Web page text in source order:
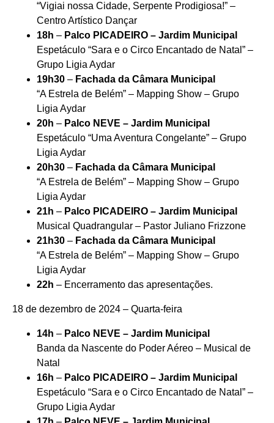
“Vigiai nossa Cidade, Serpente Prodigiosa!” –
Centro Artístico Dançar
18h – Palco PICADEIRO – Jardim Municipal
Espetáculo “Sara e o Circo Encantado de Natal” –
Grupo Ligia Aydar
19h30 – Fachada da Câmara Municipal
“A Estrela de Belém” – Mapping Show – Grupo
Ligia Aydar
20h – Palco NEVE – Jardim Municipal
Espetáculo “Uma Aventura Congelante” – Grupo
Ligia Aydar
20h30 – Fachada da Câmara Municipal
“A Estrela de Belém” – Mapping Show – Grupo
Ligia Aydar
21h – Palco PICADEIRO – Jardim Municipal
Musical Quadrangular – Pastor Juliano Frizzone
21h30 – Fachada da Câmara Municipal
“A Estrela de Belém” – Mapping Show – Grupo
Ligia Aydar
22h – Encerramento das apresentações.
18 de dezembro de 2024 – Quarta-feira
14h – Palco NEVE – Jardim Municipal
Banda da Nascente do Poder Aéreo – Musical de
Natal
16h – Palco PICADEIRO – Jardim Municipal
Espetáculo “Sara e o Circo Encantado de Natal” –
Grupo Ligia Aydar